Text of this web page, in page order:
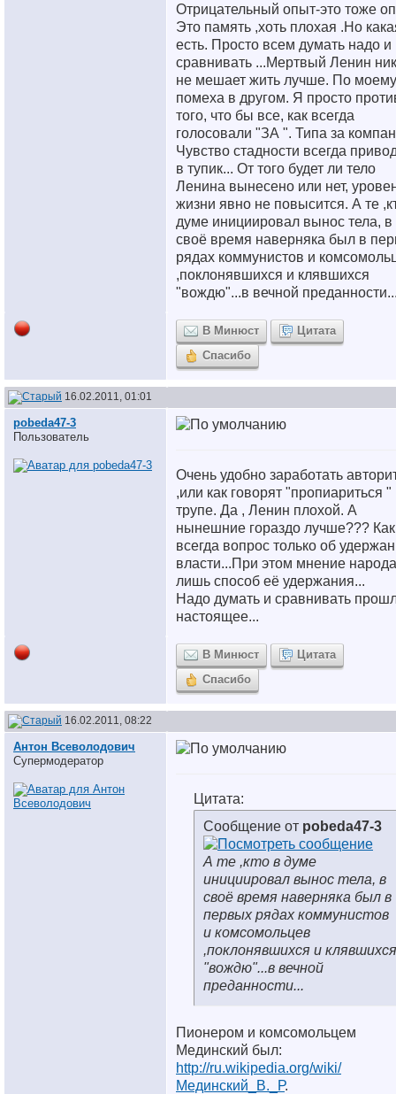
Отрицательный опыт-это тоже
Это память ,хоть плохая .Но
есть. Просто всем думать надо и
сравнивать ...Мертвый Ленин
не мешает жить лучше. По
помеха в другом. Я просто
того, что бы все, как всегда
голосовали "ЗА ". Типа за
Чувство стадности всегда
в тупик... От того будет ли тело
Ленина вынесено или нет,
жизни явно не повысится. А те
думе инициировал вынос тела, в
своё время наверняка был в
рядах коммунистов и
,поклонявшихся и клявшихся
"вождю"...в вечной
В Минюст
Цитата
Спасибо
16.02.2011, 01:01
pobeda47-3
Пользователь
Очень удобно заработать
,или как говорят "пропиариться "
трупе. Да , Ленин плохой. А
нынешние гораздо лучше??? Как
всегда вопрос только об
власти...При этом мнение народа
лишь способ её удержания...
Надо думать и сравнивать
настоящее...
В Минюст
Цитата
Спасибо
16.02.2011, 08:22
Антон Всеволодович
Супермодератор
Цитата:
Сообщение от pobeda47-3
А те ,кто в думе
инициировал вынос тела, в
своё время наверняка был в
первых рядах коммунистов
и комсомольцев
,поклонявшихся и клявшихся
"вождю"...в вечной
преданности...
Пионером и комсомольцем
Мединский был:
http://ru.wikipedia.org/wiki/
Мединский_В._Р.